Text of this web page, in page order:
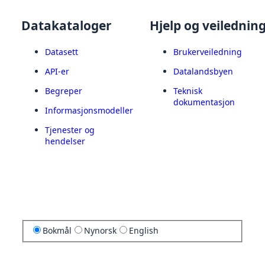
Datakataloger
Datasett
API-er
Begreper
Informasjonsmodeller
Tjenester og
hendelser
Hjelp og
Brukerveiledning
Datalandsbyen
Teknisk
dokumentasjon
Bokmål Nynorsk English